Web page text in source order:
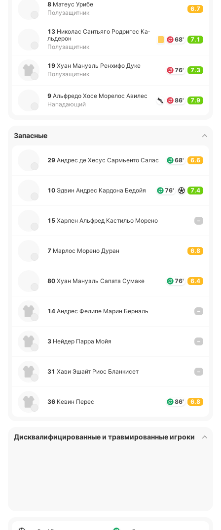
8 Матеус Урибе
Полузащитник
6.7
13 Ни­ко­лас Са­нтья­го Ро­дри­гес Ка­
льде­рон
Полузащитник
68' 7.1
19 Хуан Ма­нуэль Ре­нхи­фо Дуке
Полузащитник
76' 7.3
9 Альфре­до Хосе Мо­ре­лос Авилес
Нападающий
86' 7.9
Запасные
29 Андрес де Хесус Са­рмье­нто Салас 68' 6.6
10 Эдвин Андрес Ка­рдо­на Бедойя 76' 7.4
15 Харлен Альфред Ка­сти­льо Морено –
7 Марлос Морено Дуран 6.8
80 Хуан Ма­нуэль Сапата Сумаке 76' 6.4
14 Андрес Фелипе Марин Бе­рналь –
3 Нейдер Парра Мойя –
31 Хави Эшайт Риос Бла­нки­сет –
36 Кевин Перес 86' 6.8
Дисквалифицированные и травмированные игроки